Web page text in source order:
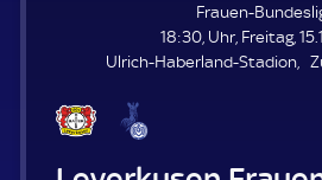
E
N
D
Frauen-
18:30, Uhr, Freitag,
Ulrich-Haberland-Stadion